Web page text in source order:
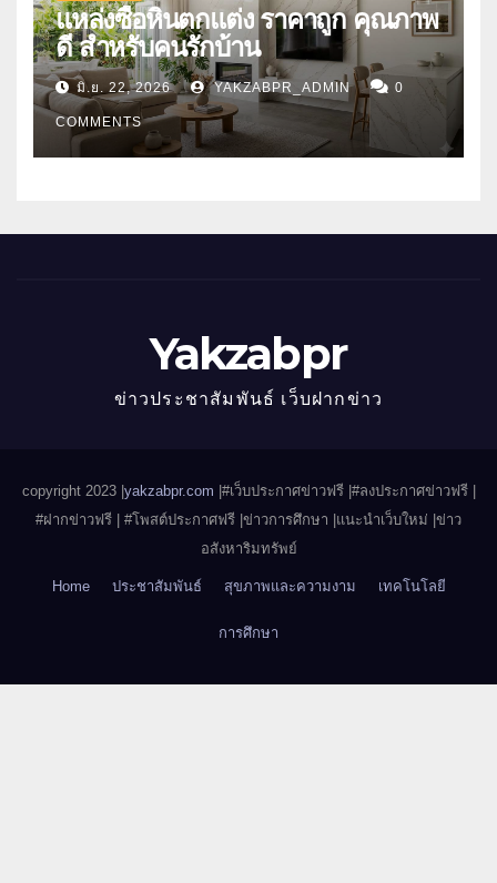
แหล่งซื้อหินตกแต่ง ราคาถูก คุณภาพ
ดี สำหรับคนรักบ้าน
มิ.ย. 22, 2026 YAKZABPR_ADMIN 0
COMMENTS
Yakzabpr
ข่าวประชาสัมพันธ์ เว็บฝากข่าว
copyright 2023 |yakzabpr.com |#เว็บประกาศข่าวฟรี |#ลงประกาศข่าวฟรี |
#ฝากข่าวฟรี | #โพสต์ประกาศฟรี |ข่าวการศึกษา |แนะนำเว็บใหม่ |ข่าว
อสังหาริมทรัพย์
Home ประชาสัมพันธ์ สุขภาพและความงาม เทคโนโลยี
การศึกษา